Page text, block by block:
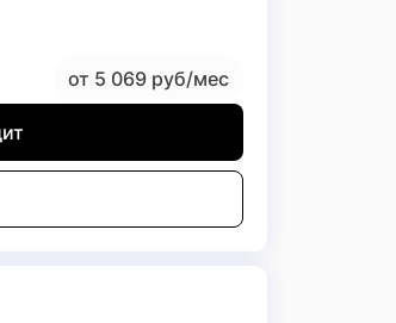
от 5 069 руб/мес